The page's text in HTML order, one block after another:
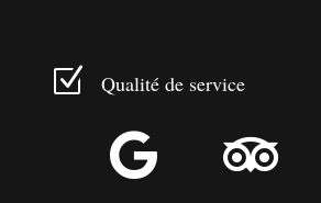
Z Qualité de service
 